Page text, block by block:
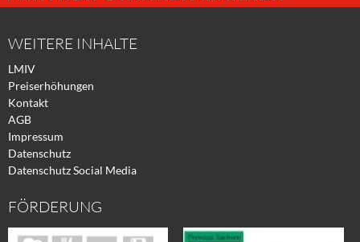
Facebook
Xing Twitter
WEITERE INHALTE
LMIV
Preiserhöhungen
Kontakt
AGB
Impressum
Datenschutz
Datenschutz Social Media
FÖRDERUNG